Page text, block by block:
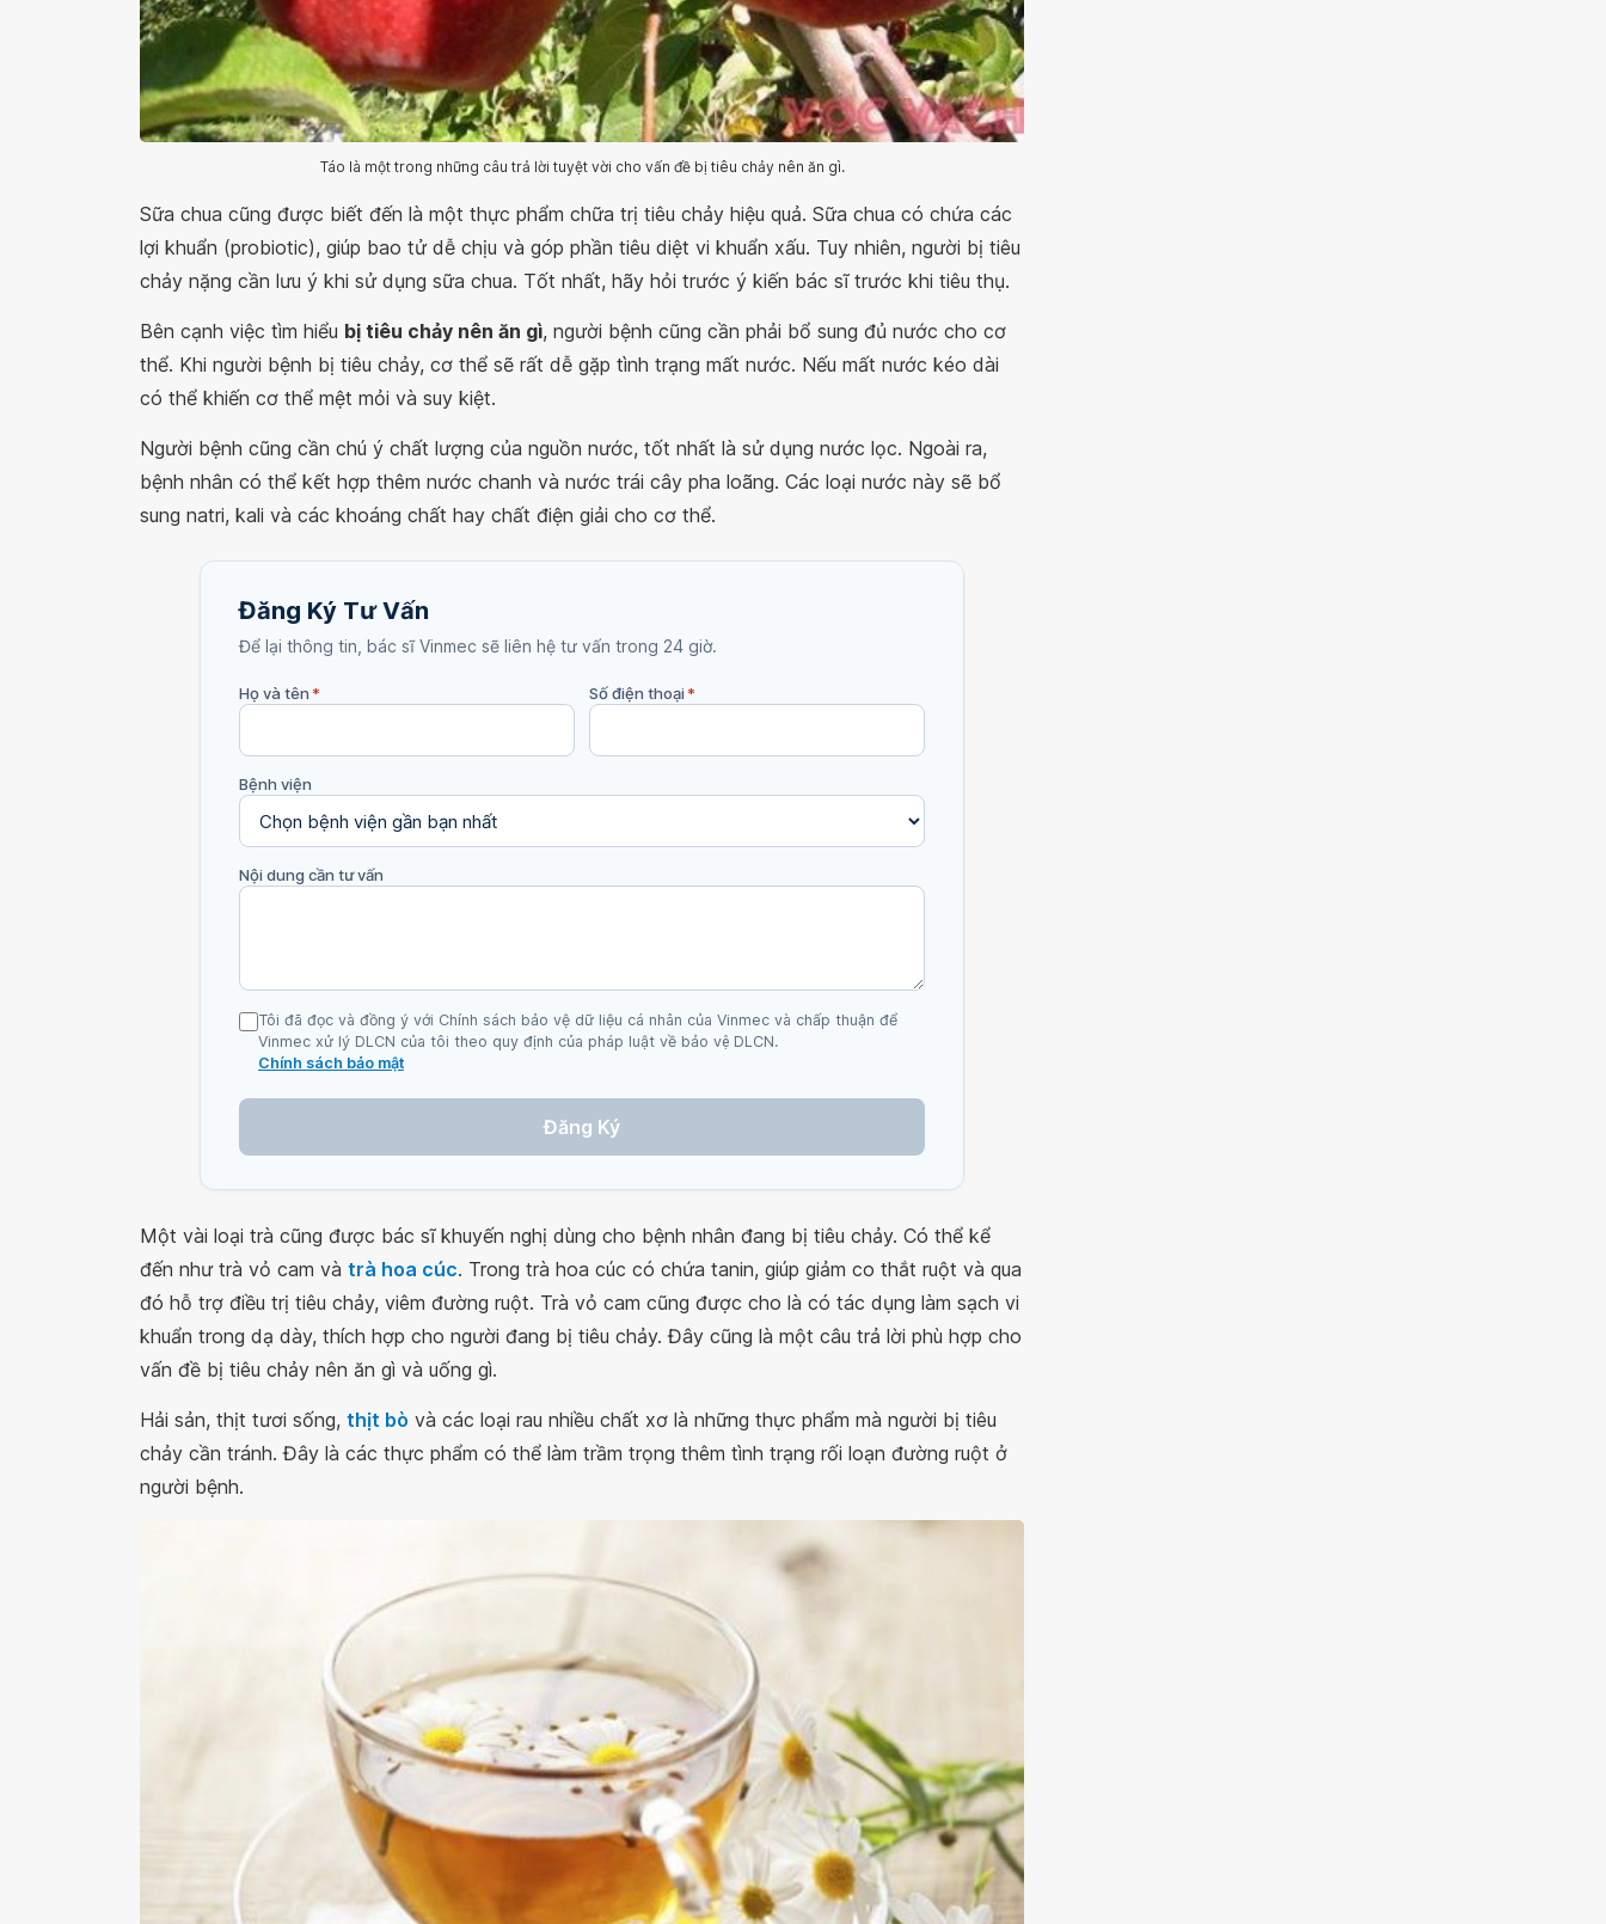
Táo là một trong những câu trả lời tuyệt vời cho vấn đề bị tiêu chảy nên ăn gì.
Sữa chua cũng được biết đến là một thực phẩm chữa trị tiêu chảy hiệu quả. Sữa chua có chứa các
lợi khuẩn (probiotic), giúp bao tử dễ chịu và góp phần tiêu diệt vi khuẩn xấu. Tuy nhiên, người bị tiêu
chảy nặng cần lưu ý khi sử dụng sữa chua. Tốt nhất, hãy hỏi trước ý kiến bác sĩ trước khi tiêu thụ.
Bên cạnh việc tìm hiểu bị tiêu chảy nên ăn gì, người bệnh cũng cần phải bổ sung đủ nước cho cơ
thể. Khi người bệnh bị tiêu chảy, cơ thể sẽ rất dễ gặp tình trạng mất nước. Nếu mất nước kéo dài
có thể khiến cơ thể mệt mỏi và suy kiệt.
Người bệnh cũng cần chú ý chất lượng của nguồn nước, tốt nhất là sử dụng nước lọc. Ngoài ra,
bệnh nhân có thể kết hợp thêm nước chanh và nước trái cây pha loãng. Các loại nước này sẽ bổ
sung natri, kali và các khoáng chất hay chất điện giải cho cơ thể.
Đăng Ký Tư Vấn
Để lại thông tin, bác sĩ Vinmec sẽ liên hệ tư vấn trong 24 giờ.
Họ và tên* Số điện thoại*
Bệnh viện
Nội dung cần tư vấn
Tôi đã đọc và đồng ý với Chính sách bảo vệ dữ liệu cá nhân của Vinmec và chấp thuận để
Vinmec xử lý DLCN của tôi theo quy định của pháp luật về bảo vệ DLCN.
Chính sách bảo mật
Đăng Ký
Một vài loại trà cũng được bác sĩ khuyến nghị dùng cho bệnh nhân đang bị tiêu chảy. Có thể kể
đến như trà vỏ cam và trà hoa cúc. Trong trà hoa cúc có chứa tanin, giúp giảm co thắt ruột và qua
đó hỗ trợ điều trị tiêu chảy, viêm đường ruột. Trà vỏ cam cũng được cho là có tác dụng làm sạch vi
khuẩn trong dạ dày, thích hợp cho người đang bị tiêu chảy. Đây cũng là một câu trả lời phù hợp cho
vấn đề bị tiêu chảy nên ăn gì và uống gì.
Hải sản, thịt tươi sống, thịt bò và các loại rau nhiều chất xơ là những thực phẩm mà người bị tiêu
chảy cần tránh. Đây là các thực phẩm có thể làm trầm trọng thêm tình trạng rối loạn đường ruột ở
người bệnh.